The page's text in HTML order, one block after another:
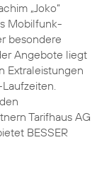
„Joko“
Mobilfunk-
besondere
Angebote liegt
Extraleistungen
Tarifhaus AG
BESSER